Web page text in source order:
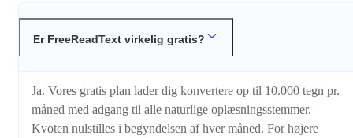
Er FreeReadText virkelig gratis?
Ja. Vores gratis plan lader dig konvertere op til 10.000 tegn pr.
måned med adgang til alle naturlige oplæsningsstemmer.
Kvoten nulstilles i begyndelsen af hver måned. For højere